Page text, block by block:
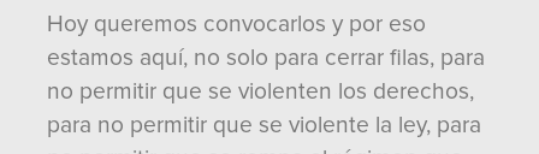
Hoy queremos convocarlos y por eso
estamos aquí, no solo para cerrar filas, para
no permitir que se violenten los derechos,
para no permitir que se violente la ley, para